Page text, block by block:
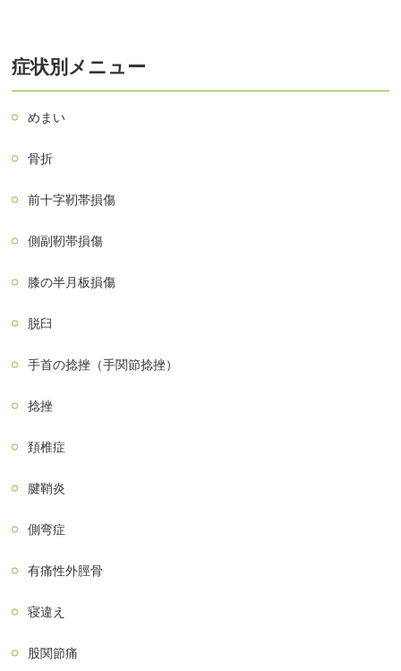
症状別メニュー
めまい
骨折
前十字靭帯損傷
側副靭帯損傷
膝の半月板損傷
脱臼
手首の捻挫（手関節捻挫）
捻挫
頚椎症
腱鞘炎
側弯症
有痛性外脛骨
寝違え
股関節痛